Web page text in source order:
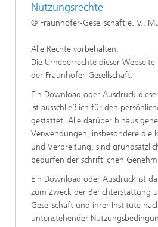
Nutzungsrechte
© Fraunhofer-Gesellschaft e. V.,
Alle Rechte vorbehalten.
Die Urheberrechte dieser
der Fraunhofer-Gesellschaft.
Ein Download oder Ausdruck
ist ausschließlich für den
gestattet. Alle darüber hinaus
Verwendungen, insbesondere die
und Verbreitung, sind
bedürfen der schriftlichen
Ein Download oder Ausdruck ist
zum Zweck der Berichterstattung
Gesellschaft und ihrer Institute
untenstehender